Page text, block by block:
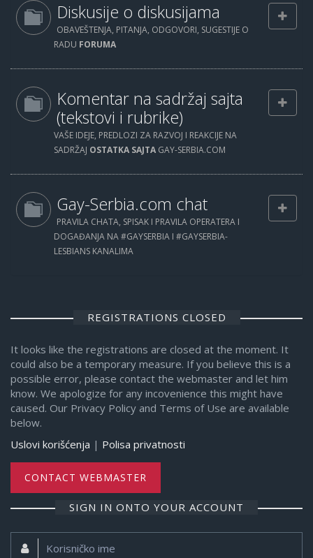
Diskusije o diskusijama
OBAVEŠTENJA, PITANJA, ODGOVORI, SUGESTIJE O
RADU FORUMA
Komentar na sadržaj sajta
(tekstovi i rubrike)
VAŠE IDEJE, PREDLOZI ZA RAZVOJ I REAKCIJE NA
SADRŽAJ OSTATKA SAJTA GAY-SERBIA.COM
Gay-Serbia.com chat
PRAVILA CHATA, SPISAK I PRAVILA OPERATERA I
DOGAĐANJA NA #GAYSERBIA I #GAYSERBIA-
LESBIANS KANALIMA
REGISTRATIONS CLOSED
It looks like the registrations are closed at the moment. It
could also be a temporary measure. If you believe this is a
possible error, please contact the webmaster and let him
know. We apologize for any incovenience this might have
caused. Our Privacy Policy and Terms of Use are available
below.
Uslovi korišćenja | Polisa privatnosti
CONTACT WEBMASTER
SIGN IN ONTO YOUR ACCOUNT
Korisničko